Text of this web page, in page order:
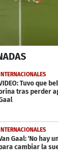
Tuvo que
tras perder
INTERNACIONALES
Gaal: 'No hay
cambiar la